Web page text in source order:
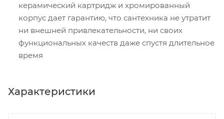
керамический картридж и хромированный
корпус дает гарантию, что сантехника не утратит
ни внешней привлекательности, ни своих
функциональных качеств даже спустя длительное
время
Характеристики